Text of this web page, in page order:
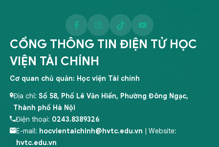
CỔNG THÔNG TIN ĐIỆN TỬ HỌC
VIỆN TÀI CHÍNH
Cơ quan chủ quản: Học viện Tài chính
Địa chỉ: Số 58, Phố Lê Văn Hiến, Phường Đông Ngạc,
Thành phố Hà Nội
Điện thoại: 0243.8389326
E-mail: hocvientaichinh@hvtc.edu.vn
| Website:
hvtc.edu.vn